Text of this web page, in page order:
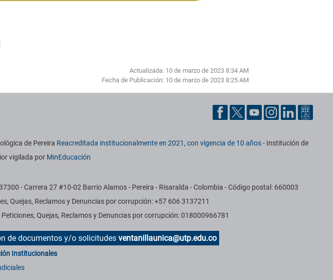
Actualizada: 10 de marzo de 2023 8:34 AM
Fecha de Publicación: 10 de marzo de 2023 8:25 AM
institucional
de Pereira Reacreditada institucionalmente en 2021, con vigencia de 10 años- Institución de
vigilada por MinEducación
- Carrera 27 #10-02 Barrio Alamos - Pereira - Risaralda - Colombia - Código postal: 660003
Quejas, Reclamos y Denuncias por corrupción: +57 606 3137211
Quejas, Reclamos y Denuncias por corrupción: 018000966781
de documentos y/o solicitudesventanillaunica@utp.edu.co
Institucionales